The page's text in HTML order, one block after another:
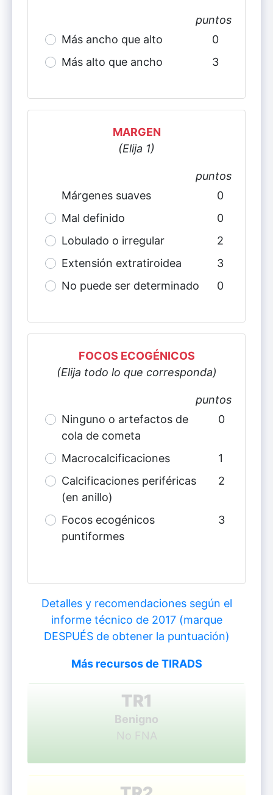
puntos
Más ancho que alto
0
Más alto que ancho 3
MARGEN
(Elija 1)
puntos
Márgenes suaves
0
Mal definido
0
Lobulado o irregular
2
Extensión extratiroidea
3
No puede ser determinado
0
FOCOS ECOGÉNICOS
(Elija todo lo que corresponda)
puntos
Ninguno o artefactos de
cola de cometa
0
Macrocalcificaciones
1
Calcificaciones periféricas
(en anillo)
2
Focos ecogénicos
puntiformes
3
Detalles y recomendaciones según el
informe técnico de 2017 (marque
DESPUÉS de obtener la puntuación)
Más recursos de TIRADS
TR1
Benigno
No FNA